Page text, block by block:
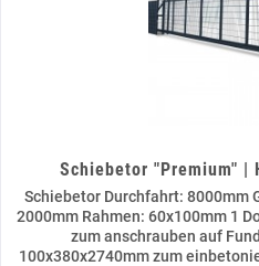
Schiebetor "Premium"
Schiebetor Durchfahrt: 8000mm
2000mm Rahmen: 60x100mm 1
zum anschrauben auf
100x380x2740mm zum